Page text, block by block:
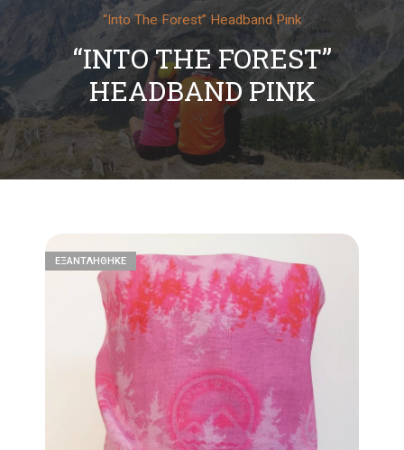
“Ιnto The Forest” Headband Pink
“ΙNTO THE FOREST”
HEADBAND PINK
ΕΞΑΝΤΛΉΘΗΚΕ